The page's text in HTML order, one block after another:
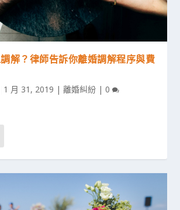
解？律師告訴你離婚調解程序與費
1 月 31, 2019 |離婚糾紛 | 0